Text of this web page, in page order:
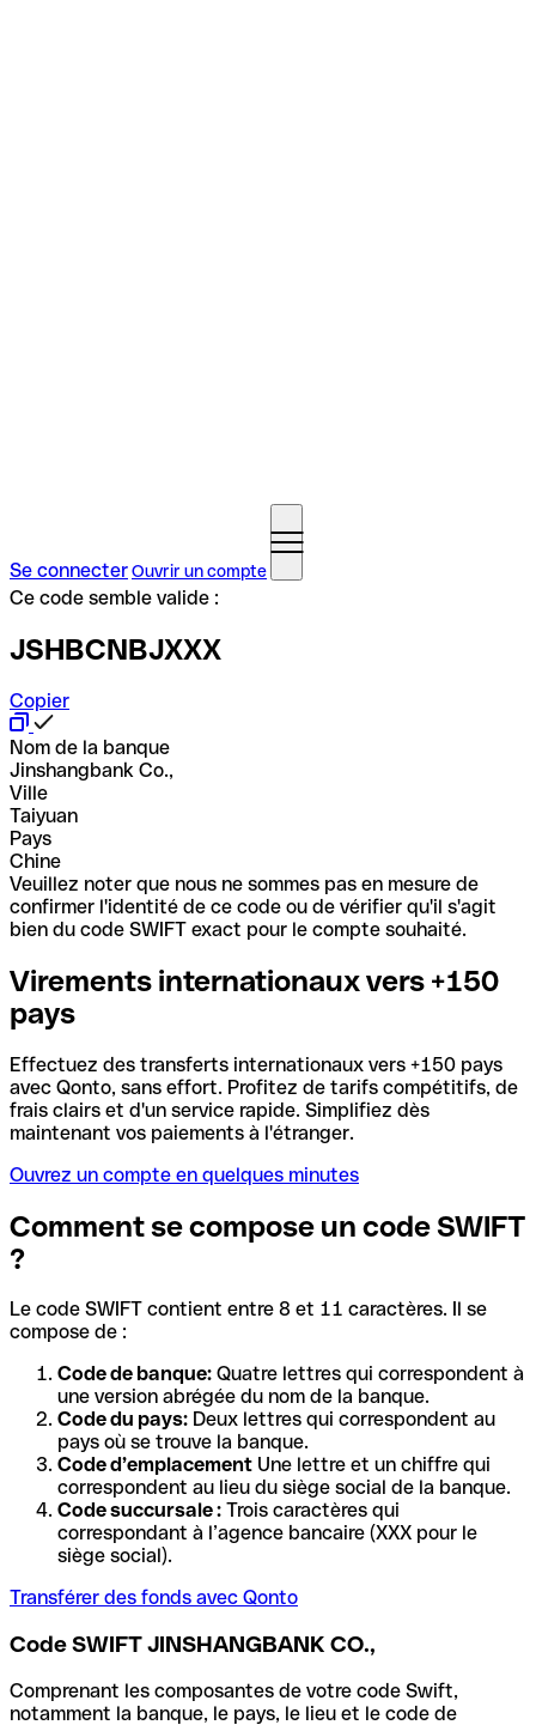
Se connecterOuvrir un compte
Ce code semble valide :
JSHBCNBJXXX
Copier
Nom de la banque
Jinshangbank Co.,
Ville
Taiyuan
Pays
Chine
Veuillez noter que nous ne sommes pas en mesure de
confirmer l'identité de ce code ou de vérifier qu'il s'agit
bien du code SWIFT exact pour le compte souhaité.
Virements internationaux vers +150
pays
Effectuez des transferts internationaux vers +150 pays
avec Qonto, sans effort. Profitez de tarifs compétitifs, de
frais clairs et d'un service rapide. Simplifiez dès
maintenant vos paiements à l'étranger.
Ouvrez un compte en quelques minutes
Comment se compose un code SWIFT
?
Le code SWIFT contient entre 8 et 11 caractères. Il se
compose de :
Code de banque: Quatre lettres qui correspondent à
une version abrégée du nom de la banque.
Code du pays: Deux lettres qui correspondent au
pays où se trouve la banque.
Code d’emplacement Une lettre et un chiffre qui
correspondent au lieu du siège social de la banque.
Code succursale : Trois caractères qui
correspondant à l’agence bancaire (XXX pour le
siège social).
Transférer des fonds avec Qonto
Code SWIFT JINSHANGBANK CO.,
Comprenant les composantes de votre code Swift,
notamment la banque, le pays, le lieu et le code de